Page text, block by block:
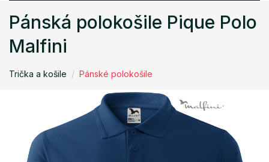
Pánská polokošile Pique Polo
Malfini
Trička a košile Pánské polokošile